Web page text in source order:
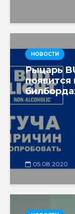
НОВОСТИ
Рыцарь
появится
05.08.2020